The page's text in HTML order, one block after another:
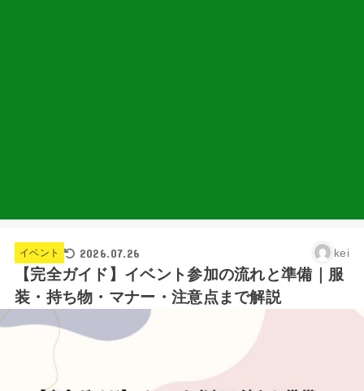
イベント 2026.07.26 kei
【完全ガイド】イベント参加の流れと準備｜服
装・持ち物・マナー・注意点まで解説